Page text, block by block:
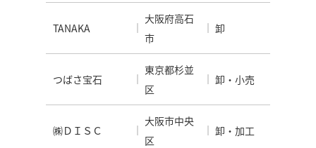
TANAKA
大阪府高石
市
卸
つばさ宝石
東京都杉並
区
卸・小売
㈱ＤＩＳＣ
大阪市中央
区
卸・加工